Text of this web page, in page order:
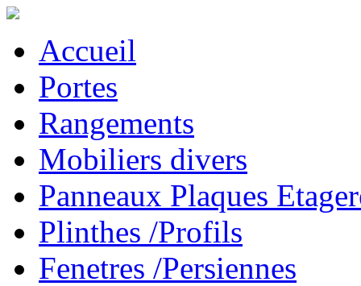
Accueil
Portes
Rangements
Mobiliers divers
Panneaux Plaques
Plinthes /Profils
Fenetres /Persiennes